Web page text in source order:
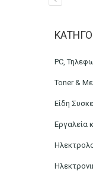
PC,
Toner &
Είδη
Εργαλεία